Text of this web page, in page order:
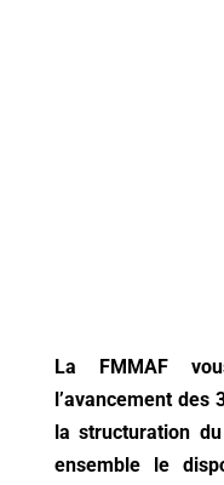
La FMMAF
l’avancement des
la structuration
ensemble le